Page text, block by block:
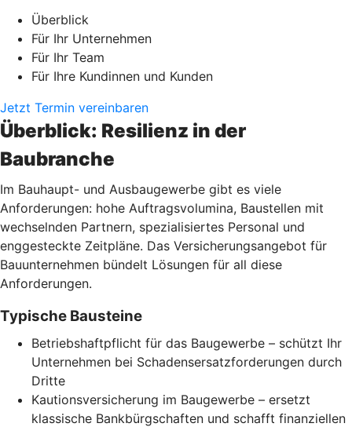
Überblick
Für Ihr Unternehmen
Für Ihr Team
Für Ihre Kundinnen und Kunden
Jetzt Termin vereinbaren
Überblick: Resilienz in der
Baubranche
Im Bauhaupt- und Ausbaugewerbe gibt es viele
Anforderungen: hohe Auftragsvolumina, Baustellen mit
wechselnden Partnern, spezialisiertes Personal und
enggesteckte Zeitpläne. Das Versicherungsangebot für
Bauunternehmen bündelt Lösungen für all diese
Anforderungen.
Typische Bausteine
Betriebshaftpflicht für das Baugewerbe – schützt Ihr
Unternehmen bei Schadensersatzforderungen durch
Dritte
Kautionsversicherung im Baugewerbe – ersetzt
klassische Bankbürgschaften und schafft finanziellen